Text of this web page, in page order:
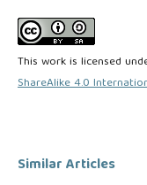
This work is licensed
ShareAlike 4.0
Similar Articles